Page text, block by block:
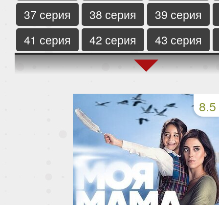
37 серия
38 серия
39 серия
41 серия
42 серия
43 серия
45 серия
46 серия
47 серия
50 серия
51 серия
54 серия
55 серия
58 серия
59 серия
62 серия
63 серия
66 серия
67 серия
8.5